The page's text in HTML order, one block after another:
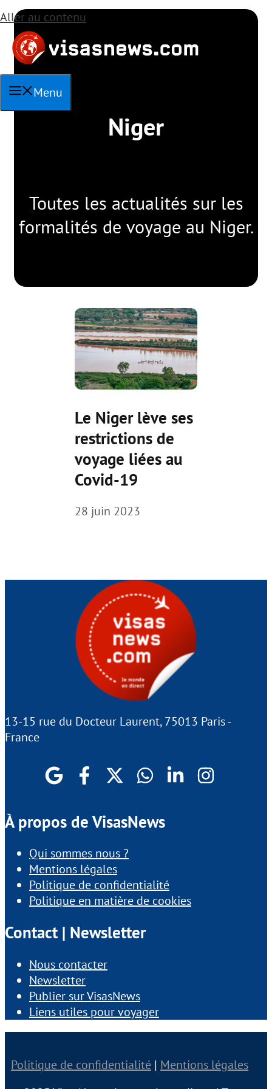
Aller au contenu
Menu
Niger
Toutes les actualités sur les
formalités de voyage au Niger.
Le Niger lève ses
restrictions de
voyage liées au
Covid-19
28 juin 2023
13-15 rue du Docteur Laurent, 75013 Paris -
France
À propos de VisasNews
Qui sommes nous ?
Mentions légales
Politique de confidentialité
Politique en matière de cookies
Contact | Newsletter
Nous contacter
Newsletter
Publier sur VisasNews
Liens utiles pour voyager
Politique de confidentialité | Mentions légales